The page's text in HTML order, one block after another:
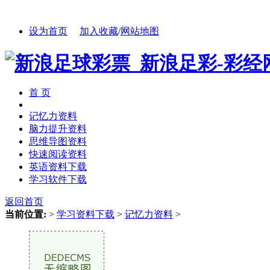
设为首页 加入收藏/网站地图
首 页
记忆力资料
脑力提升资料
思维导图资料
快速阅读资料
英语资料下载
学习软件下载
返回首页
当前位置: > 学习资料下载 > 记忆力资料 >